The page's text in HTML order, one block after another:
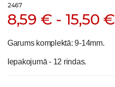
2467
8,59 € - 15,50 €
Garums komplektā: 9-14mm.
Iepakojumā - 12 rindas.